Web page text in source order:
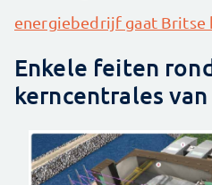
energiebedrijf gaat Britse
Enkele feiten
kerncentrales